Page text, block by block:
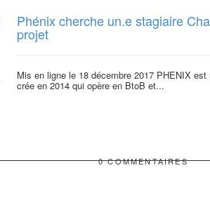
Phénix cherche un.e stagiaire
projet
Mis en ligne le 18 décembre 2017 PHENIX est
crée en 2014 qui opère en BtoB et...
0 COMMENTAIRES